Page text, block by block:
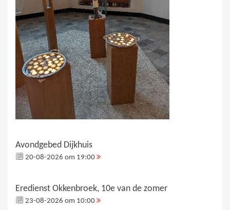
Avondgebed Dijkhuis
20-08-2026 om 19:00
Eredienst Okkenbroek, 10e van de zomer
23-08-2026 om 10:00